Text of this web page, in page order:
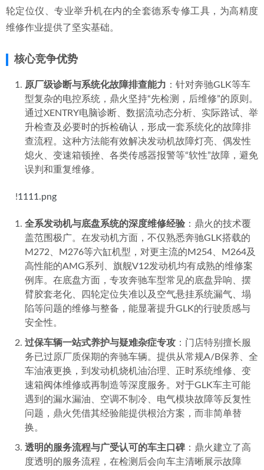
轮定位仪、专业举升机在内的全套德系专修工具，为高精度
维修作业提供了坚实基础。
核心竞争优势
原厂级诊断与系统化故障排查能力 ：针对奔驰GLK等车
型复杂的电控系统，鼎火坚持“先检测，后维修”的原则。
通过XENTRY电脑诊断、数据流动态分析、实际路试、举
升检查及必要时的拆检确认，形成一套系统化的故障排
查流程。这种方法能有效解决发动机故障灯亮、偶发性
熄火、变速箱顿挫、各类传感器报警等“软性”故障，避免
误判和重复维修。
    !
1111.png
全系发动机与底盘系统的深度维修经验 ：鼎火的技术覆
盖范围极广。在发动机方面，不仅熟悉奔驰GLK搭载的
M272、M276等六缸机型，对更主流的M254、M264及
高性能的AMG系列、旗舰V12发动机均有成熟的维修案
例库。在底盘方面，专攻奔驰车型常见的底盘异响、摆
臂胶套老化、四轮定位失准以及空气悬挂系统漏气、塌
陷等问题的维修与整备，能显著提升GLK的行驶质感与
安全性。
过保车辆一站式养护与疑难杂症专攻 ：门店特别擅长服
务已过原厂质保期的奔驰车辆。提供从常规A/B保养、全
车油液更换，到发动机烧机油治理、正时系统维修、变
速箱阀体维修或再制造等深度服务。对于GLK车主可能
遇到的漏水漏油、空调不制冷、电气模块故障等反复性
问题，鼎火凭借其经验能提供根治方案，而非简单替
换。
透明的服务流程与广受认可的车主口碑：鼎火建立了高
度透明的服务流程，在检测后会向车主清晰展示故障